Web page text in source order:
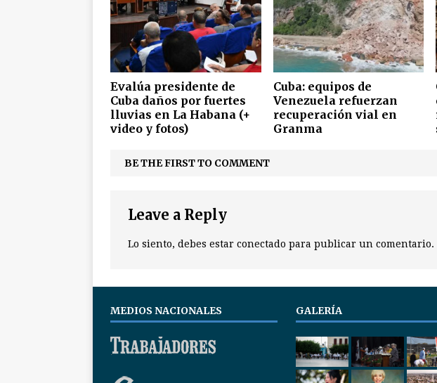
Evalúa presidente de
Cuba daños por fuertes
lluvias en La Habana (+
video y fotos)
Cuba: equipos de
Venezuela refuerzan
recuperación vial en
Granma
BE THE FIRST TO COMMENT
Leave a Reply
Lo siento, debes estar conectado para publicar un comentario.
MEDIOS NACIONALES GALERÍA